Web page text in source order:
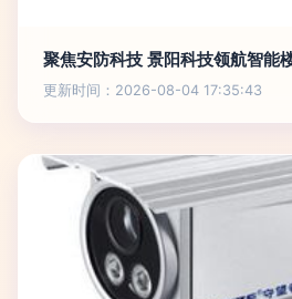
聚焦安防科技 景阳科技领航智能
更新时间：2026-08-04 17:35:43